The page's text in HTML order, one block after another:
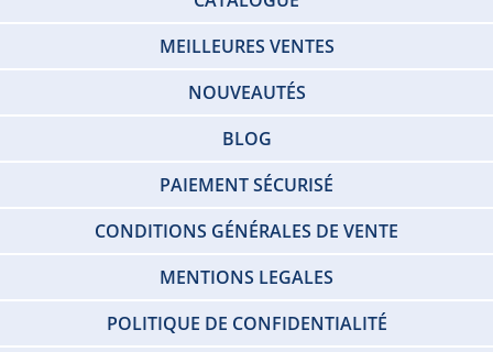
MEILLEURES VENTES
NOUVEAUTÉS
BLOG
PAIEMENT SÉCURISÉ
CONDITIONS GÉNÉRALES DE VENTE
MENTIONS LEGALES
POLITIQUE DE CONFIDENTIALITÉ